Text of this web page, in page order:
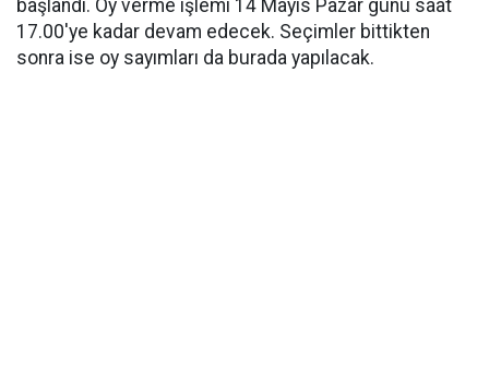
başlandı. Oy verme işlemi 14 Mayıs Pazar günü saat
17.00'ye kadar devam edecek. Seçimler bittikten
sonra ise oy sayımları da burada yapılacak.